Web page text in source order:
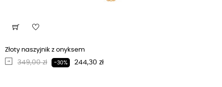
Złoty naszyjnik z onyksem
Regularna cena
349,00 zł -30% Cena
244,30 zł